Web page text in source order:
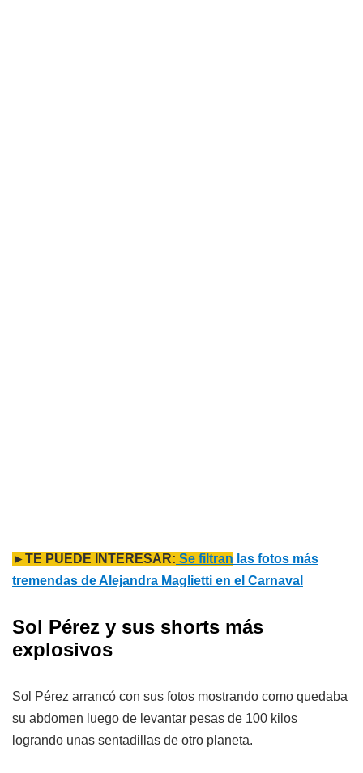
►TE PUEDE INTERESAR: Se filtran las fotos más
tremendas de Alejandra Maglietti en el Carnaval
Sol Pérez y sus shorts más
explosivos
Sol Pérez arrancó con sus fotos mostrando como quedaba
su abdomen luego de levantar pesas de 100 kilos
logrando unas sentadillas de otro planeta.